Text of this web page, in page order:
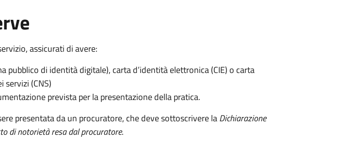
assicurati di avere:
pubblico di identità digitale), carta d’identità elettronica (CIE) o carta
servizi (CNS)
prevista per la presentazione della pratica.
presentata da un procuratore, che deve sottoscrivere laDichiarazione
di notorietà resa dal procuratore.